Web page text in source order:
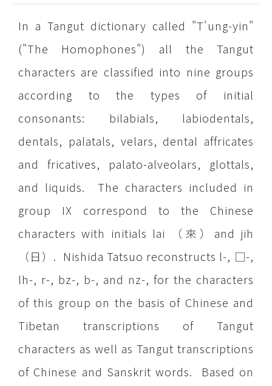
In a Tangut dictionary called "T'ung-yin"
("The Homophones") all the Tangut
characters are classified into nine groups
according to the types of initial
consonants: bilabials, labiodentals,
dentals, palatals, velars, dental affricates
and fricatives, palato-alveolars, glottals,
and liquids. The characters included in
group IX correspond to the Chinese
characters with initials lai （來）and jih
（日）. Nishida Tatsuo reconstructs l-, □-,
lh-, r-, bz-, b-, and nz-, for the characters
of this group on the basis of Chinese and
Tibetan transcriptions of Tangut
characters as well as Tangut transcriptions
of Chinese and Sanskrit words. Based on